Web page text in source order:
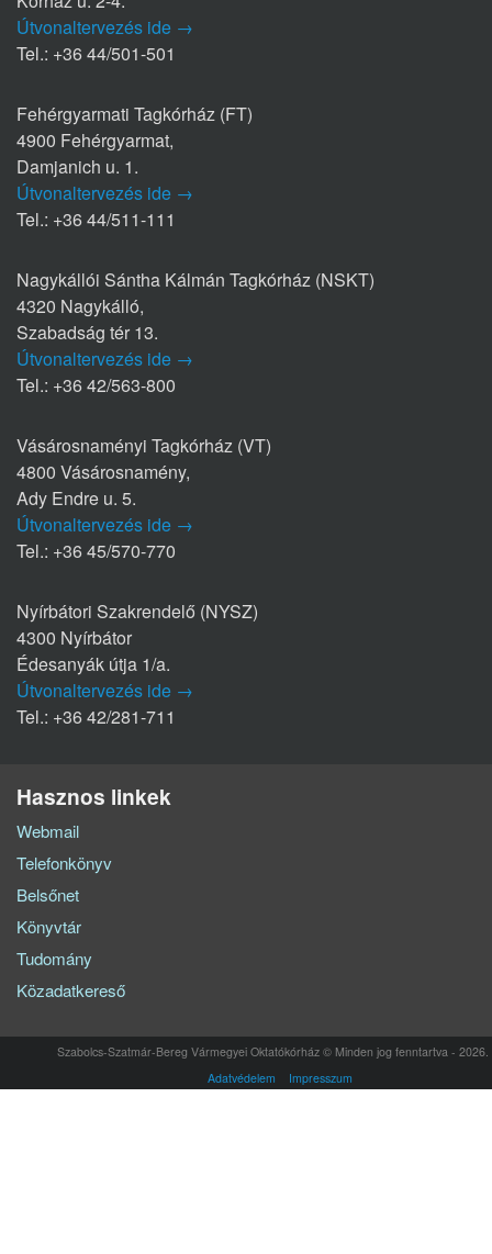
Útvonaltervezés ide →
Tel.: +36 44/501-501
Fehérgyarmati Tagkórház (FT)
4900 Fehérgyarmat,
Damjanich u. 1.
Útvonaltervezés ide →
Tel.: +36 44/511-111
Nagykállói Sántha Kálmán Tagkórház (NSKT)
4320 Nagykálló,
Szabadság tér 13.
Útvonaltervezés ide →
Tel.: +36 42/563-800
Vásárosnaményi Tagkórház (VT)
4800 Vásárosnamény,
Ady Endre u. 5.
Útvonaltervezés ide →
Tel.: +36 45/570-770
Nyírbátori Szakrendelő (NYSZ)
4300 Nyírbátor
Édesanyák útja 1/a.
Útvonaltervezés ide →
Tel.: +36 42/281-711
Hasznos linkek
Webmail
Telefonkönyv
Belsőnet
Könyvtár
Tudomány
Közadatkereső
Szabolcs-Szatmár-Bereg Vármegyei Oktatókórház © Minden jog fenntartva - 2026.
Adatvédelem
Impresszum